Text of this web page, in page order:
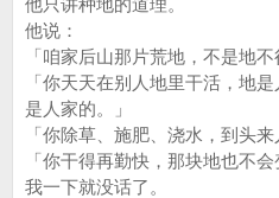
他只讲种地的道理。
他说：
「咱家后山那片荒地，不是地
「你天天在别人地里干活，地
是人家的。」
「你除草、施肥、浇水，到头来
「你干得再勤快，那块地也不会
我一下就没话了。